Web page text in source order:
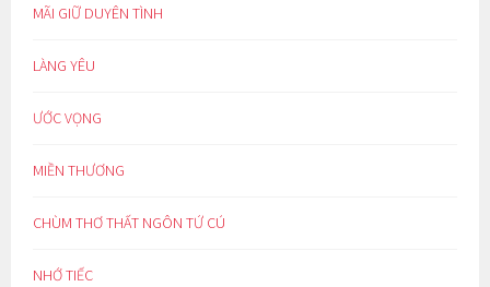
MÃI GIỮ DUYÊN TÌNH
LÀNG YÊU
ƯỚC VỌNG
MIỀN THƯƠNG
CHÙM THƠ THẤT NGÔN TỨ CÚ
NHỚ TIẾC